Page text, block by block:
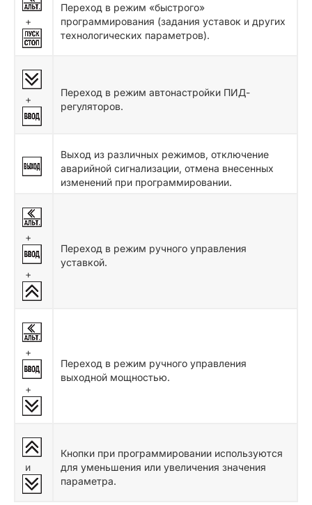
+
Переход в режим «быстрого»
программирования (задания уставок и других
технологических параметров).
+
Переход в режим автонастройки ПИД-
регуляторов.
Выход из различных режимов, отключение
аварийной сигнализации, отмена внесенных
изменений при программировании.
+
+
Переход в режим ручного управления
уставкой.
+
+
Переход в режим ручного управления
выходной мощностью.
и
Кнопки при программировании используются
для уменьшения или увеличения значения
параметра.